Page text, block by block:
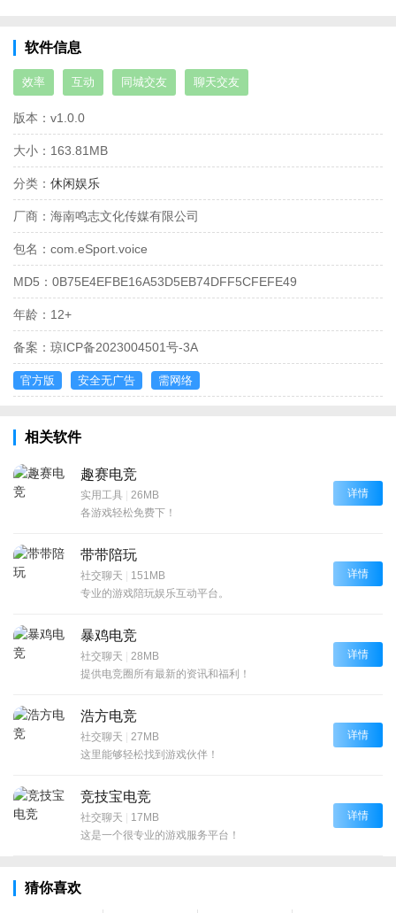
软件信息
效率 互动 同城交友 聊天交友
版本： v1.0.0
大小： 163.81MB
分类： 休闲娱乐
厂商： 海南鸣志文化传媒有限公司
包名： com.eSport.voice
MD5： 0B75E4EFBE16A53D5EB74DFF5CFEFE49
年龄： 12+
备案： 琼ICP备2023004501号-3A
官方版 安全无广告 需网络
相关软件
趣赛电竞
实用工具 | 26MB
各游戏轻松免费下！
详情
带带陪玩
社交聊天 | 151MB
专业的游戏陪玩娱乐互动平台。
详情
暴鸡电竞
社交聊天 | 28MB
提供电竞圈所有最新的资讯和福利！
详情
浩方电竞
社交聊天 | 27MB
这里能够轻松找到游戏伙伴！
详情
竞技宝电竞
社交聊天 | 17MB
这是一个很专业的游戏服务平台！
详情
猜你喜欢